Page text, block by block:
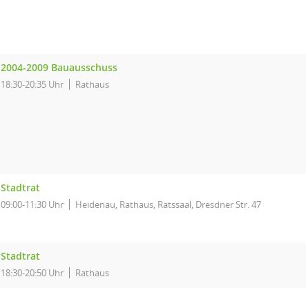
2004-2009 Bauausschuss
18:30-20:35 Uhr Rathaus
Stadtrat
09:00-11:30 Uhr Heidenau, Rathaus, Ratssaal, Dresdner Str. 47
Stadtrat
18:30-20:50 Uhr Rathaus